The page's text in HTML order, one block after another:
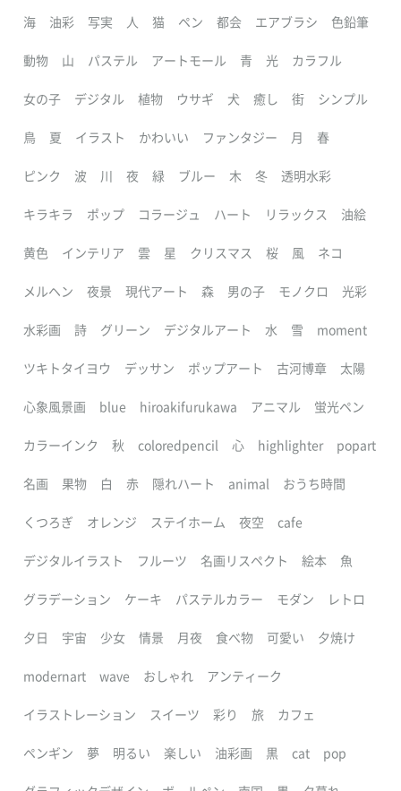
海 油彩 写実 人 猫 ペン 都会 エアブラシ 色鉛筆
動物 山 パステル アートモール 青 光 カラフル
女の子 デジタル 植物 ウサギ 犬 癒し 街 シンプル
鳥 夏 イラスト かわいい ファンタジー 月 春
ピンク 波 川 夜 緑 ブルー 木 冬 透明水彩
キラキラ ポップ コラージュ ハート リラックス 油絵
黄色 インテリア 雲 星 クリスマス 桜 風 ネコ
メルヘン 夜景 現代アート 森 男の子 モノクロ 光彩
水彩画 詩 グリーン デジタルアート 水 雪 moment
ツキトタイヨウ デッサン ポップアート 古河博章 太陽
心象風景画 blue hiroakifurukawa アニマル 蛍光ペン
カラーインク 秋 coloredpencil 心 highlighter popart
名画 果物 白 赤 隠れハート animal おうち時間
くつろぎ オレンジ ステイホーム 夜空 cafe
デジタルイラスト フルーツ 名画リスペクト 絵本 魚
グラデーション ケーキ パステルカラー モダン レトロ
夕日 宇宙 少女 情景 月夜 食べ物 可愛い 夕焼け
modernart wave おしゃれ アンティーク
イラストレーション スイーツ 彩り 旅 カフェ
ペンギン 夢 明るい 楽しい 油彩画 黒 cat pop